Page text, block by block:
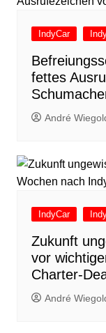
IndyCar
fettes
André
IndyCar
Zukunft
vor
Charter-
André